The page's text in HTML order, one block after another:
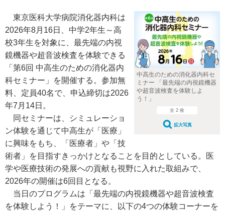
中高生のための消化器内科セ
ミナー 「最先端の内視鏡機器
や超音波検査を体験しよ
う！」
全 2 枚
拡大写真
東京医科大学病院消化器内科は
2026年8月16日、中学2年生～高
校3年生を対象に、最先端の内視
鏡機器や超音波検査を体験できる
「第6回 中高生のための消化器内
科セミナー」を開催する。参加無
料、定員40名で、申込締切は2026
年7月14日。
同セミナーは、シミュレーショ
ン体験を通じて中高生が「医療」
に興味をもち、「医療者」や「技
術者」を目指すきっかけとなることを目的としている。医
学や医療技術の発展への貢献も視野に入れた取組みで、
2026年の開催は6回目となる。
当日のプログラムは「最先端の内視鏡機器や超音波検査
を体験しよう！」をテーマに、以下の4つの体験コーナーを